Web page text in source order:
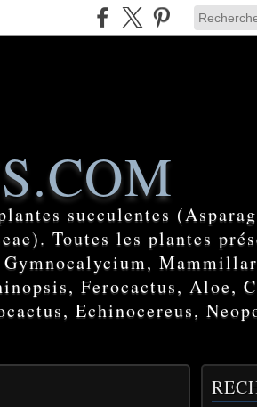
succulentes
Toutes les plantes
Ferocactus, Aloe,
Echinocereus,